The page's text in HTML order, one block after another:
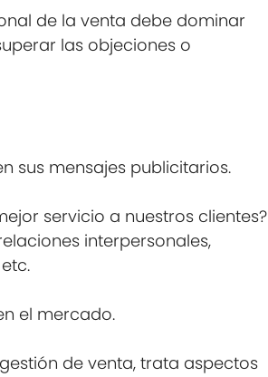
de la venta debe dominar
las objeciones o
sus mensajes publicitarios.
servicio a nuestros clientes?
interpersonales,
el mercado.
de venta, trata aspectos